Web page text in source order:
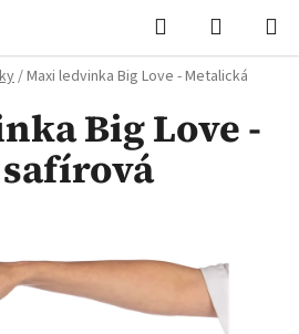
Hledat
KOŠÍK
/Maxi ledvinka Big Love - Metalická
Big Love -